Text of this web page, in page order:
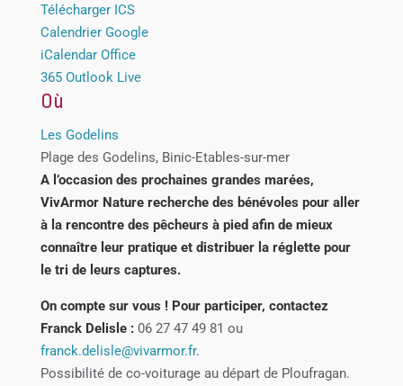
Télécharger ICS
Calendrier Google
iCalendar Office
365 Outlook Live
Où
Les Godelins
Plage des Godelins, Binic-Etables-sur-mer
A l’occasion des prochaines grandes marées,
VivArmor Nature recherche des bénévoles pour aller
à la rencontre des pêcheurs à pied afin de mieux
connaître leur pratique et distribuer la réglette pour
le tri de leurs captures.
On compte sur vous ! Pour participer, contactez
Franck Delisle :06 27 47 49 81 ou
franck.delisle@vivarmor.fr.
Possibilité de co-voiturage au départ de Ploufragan.